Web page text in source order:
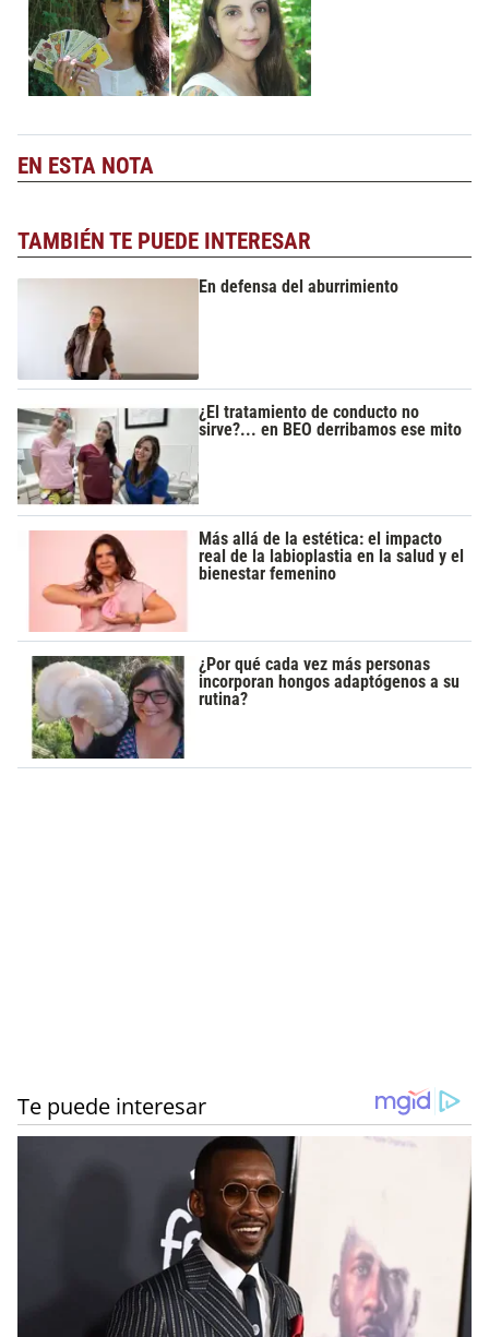
EN ESTA NOTA
TAMBIÉN TE PUEDE INTERESAR
En defensa del aburrimiento
¿El tratamiento de conducto no
sirve?... en BEO derribamos ese mito
Más allá de la estética: el impacto
real de la labioplastia en la salud y el
bienestar femenino
¿Por qué cada vez más personas
incorporan hongos adaptógenos a su
rutina?